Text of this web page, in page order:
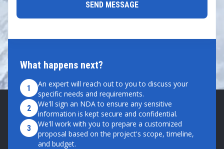
What happens next?
1
An expert will reach out to you to discuss your
specific needs and requirements.
2
We'll sign an NDA to ensure any sensitive
information is kept secure and confidential.
3
We'll work with you to prepare a customized
proposal based on the project's scope, timeline,
and budget.